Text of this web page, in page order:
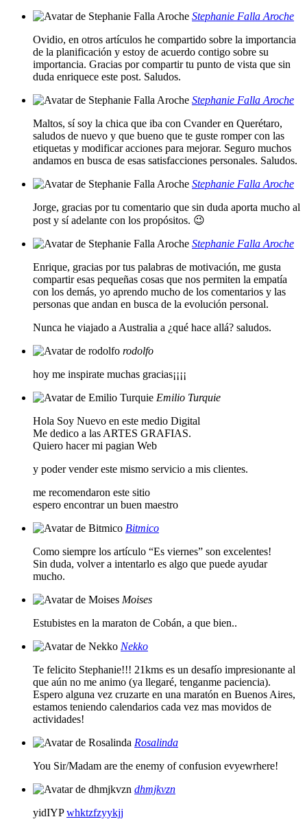
Stephanie Falla Aroche
Ovidio, en otros artículos he compartido sobre la importancia
de la planificación y estoy de acuerdo contigo sobre su
importancia. Gracias por compartir tu punto de vista que sin
duda enriquece este post. Saludos.
Stephanie Falla Aroche
Maltos, sí soy la chica que iba con Cvander en Querétaro,
saludos de nuevo y que bueno que te guste romper con las
etiquetas y modificar acciones para mejorar. Seguro muchos
andamos en busca de esas satisfacciones personales. Saludos.
Stephanie Falla Aroche
Jorge, gracias por tu comentario que sin duda aporta mucho al
post y sí adelante con los propósitos. 😉
Stephanie Falla Aroche
Enrique, gracias por tus palabras de motivación, me gusta
compartir esas pequeñas cosas que nos permiten la empatía
con los demás, yo aprendo mucho de los comentarios y las
personas que andan en busca de la evolución personal.
Nunca he viajado a Australia a ¿qué hace allá? saludos.
rodolfo
hoy me inspirate muchas gracias¡¡¡¡
Emilio Turquie
Hola Soy Nuevo en este medio Digital
Me dedico a las ARTES GRAFIAS.
Quiero hacer mi pagian Web
y poder vender este mismo servicio a mis clientes.
me recomendaron este sitio
espero encontrar un buen maestro
Bitmico
Como siempre los artículo “Es viernes” son excelentes!
Sin duda, volver a intentarlo es algo que puede ayudar
mucho.
Moises
Estubistes en la maraton de Cobán, a que bien..
Nekko
Te felicito Stephanie!!! 21kms es un desafío impresionante al
que aún no me animo (ya llegaré, tenganme paciencia).
Espero alguna vez cruzarte en una maratón en Buenos Aires,
estamos teniendo calendarios cada vez mas movidos de
actividades!
Rosalinda
You Sir/Madam are the enemy of confusion evyewrhere!
dhmjkvzn
yidIYPwhktzfzyykjj